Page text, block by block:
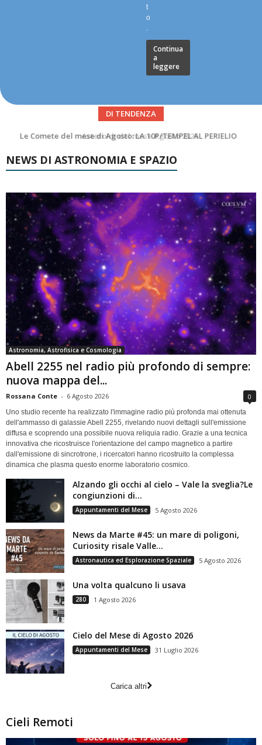
t
o
.
Continua
a
leggere
DI TENDENZA
Asteroidi del mese Agosto 2026
NEWS DI ASTRONOMIA E SPAZIO
Astronomia, Astrofisica e Cosmologia
Abell 2255 nel radio più profondo di sempre:
nuova mappa del...
Rossana Conte - 6 Agosto 2026 0
Uno studio recente ha realizzato l'immagine radio più profonda mai ottenuta
dell'ammasso di galassie Abell 2255, rivelando nuovi dettagli sull'emissione
diffusa e scoprendo una possibile nuova reliquia radio. Grazie a una tecnica
innovativa che ricostruisce l'orientazione del campo magnetico a partire
dall'emissione di sincrotrone, i ricercatori hanno ricostruito la complessa
dinamica che plasma questo enorme laboratorio cosmico.
Alzando gli occhi al cielo – Vale la sveglia?Le
congiunzioni di...
Appuntamenti del Mese 5 Agosto 2026
News da Marte #45: un mare di poligoni,
Curiosity risale Valle...
Astronautica ed Esplorazione Spaziale 5 Agosto 2026
Una volta qualcuno li usava
280 1 Agosto 2026
Cielo del Mese di Agosto 2026
Appuntamenti del Mese 31 Luglio 2026
Carica altri
Cieli Remoti